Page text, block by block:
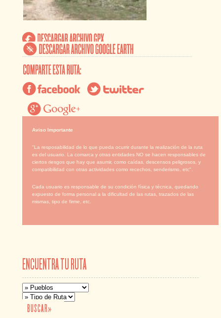
Aviso Importante
"La resposabilidad de lo que pueda ocurrir durante la realización de la ruta
es del usuario. La comarca y otras entidades NO se hacen responsables de
ciertos riesgos que hay que asumir, como caídas, descensos peligrosos, y
compatibilidad con otras actividades como recechos, senderismo, etc".
Cada usuario es responsable de su condición física y técnica, quedando
expuesto de forma personal a la dificultad de las rutas, trazados de las
mismas, tipo de firme, etc.
ENCUENTRA TU RUTA